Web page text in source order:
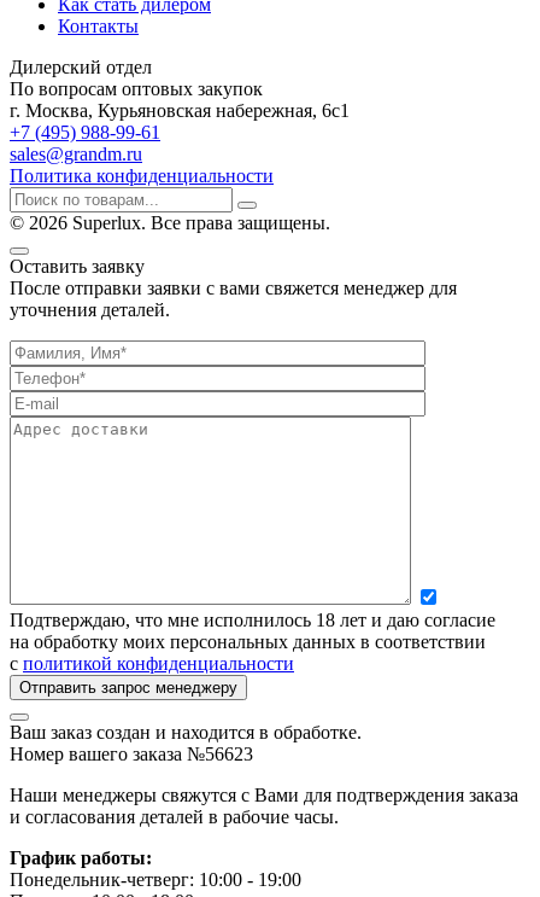
Контакты
Дилерский отдел
По вопросам оптовых закупок
г. Москва, Курьяновская набережная, 6с1
+7 (495) 988-99-61
sales@grandm.ru
Политика конфиденциальности
© 2026 Superlux. Все права защищены.
Оставить заявку
После отправки заявки с вами свяжется менеджер для
уточнения деталей.
Подтверждаю, что мне исполнилось 18 лет и даю согласие
на обработку моих персональных данных в соответствии
с политикой конфиденциальности
Ваш заказ создан и находится в обработке.
Номер вашего заказа №56623
Наши менеджеры свяжутся с Вами для подтверждения заказа
и согласования деталей в рабочие часы.
График работы:
Понедельник-четверг: 10:00 - 19:00